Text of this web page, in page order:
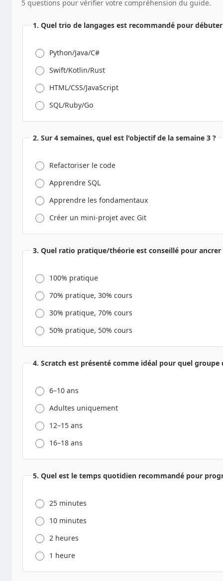
5 questions pour vérifier votre compréhension du guide.
1. Quel trio de langages est recommandé pour
Python/Java/C#
Swift/Kotlin/Rust
HTML/CSS/JavaScript
SQL/Ruby/Go
2. Sur 4 semaines, quel est l'objectif de la semaine 3 ?
Refactoriser le code
Apprendre SQL
Apprendre les fondamentaux
Créer un mini-projet avec Git
3. Quel ratio pratique/théorie est conseillé pour
100% pratique
70% pratique, 30% cours
30% pratique, 70% cours
50% pratique, 50% cours
4. Scratch est présenté comme idéal pour quel groupe
6–10 ans
Adultes uniquement
12–15 ans
16–18 ans
5. Quel est le temps quotidien recommandé pour
25 minutes
10 minutes
2 heures
1 heure